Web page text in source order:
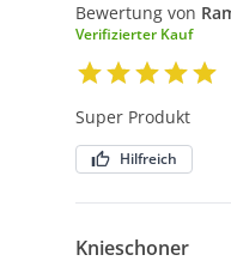
Bewertung von
Verifizierter Kauf
Super Produkt
Hilfreich
Knieschoner